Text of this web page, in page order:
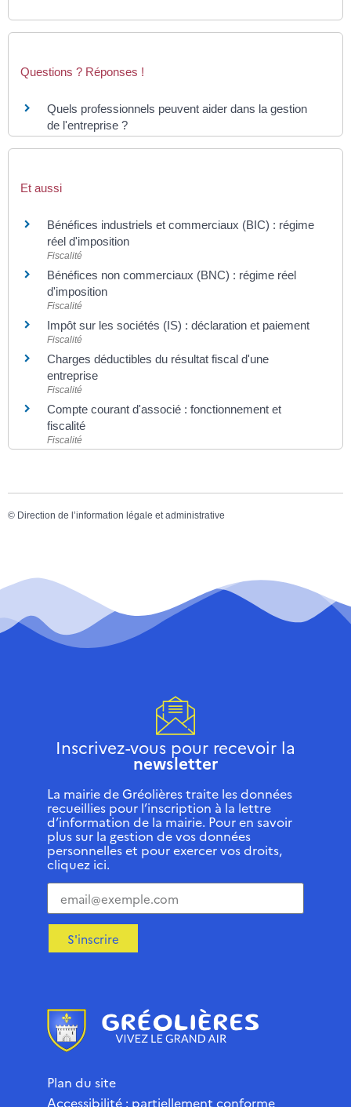
Questions ? Réponses !
Quels professionnels peuvent aider dans la gestion
de l'entreprise ?
Et aussi
Bénéfices industriels et commerciaux (BIC) : régime
réel d'imposition
Fiscalité
Bénéfices non commerciaux (BNC) : régime réel
d'imposition
Fiscalité
Impôt sur les sociétés (IS) : déclaration et paiement
Fiscalité
Charges déductibles du résultat fiscal d'une
entreprise
Fiscalité
Compte courant d'associé : fonctionnement et
fiscalité
Fiscalité
© Direction de l’information légale et administrative
Inscrivez-vous pour recevoir la
newsletter
La mairie de Gréolières traite les données
recueillies pour l’inscription à la lettre
d’information de la mairie. Pour en savoir
plus sur la gestion de vos données
personnelles et pour exercer vos droits,
cliquez ici.
S'inscrire
Plan du site
Accessibilité : partiellement conforme